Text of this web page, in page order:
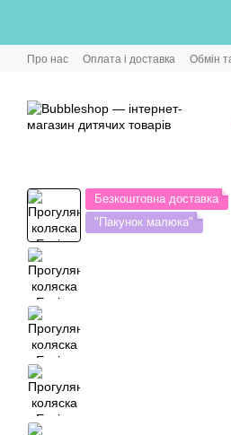
Про нас Оплата і доставка Обмін
Безкоштовна доставка
"Пакунок малюка"